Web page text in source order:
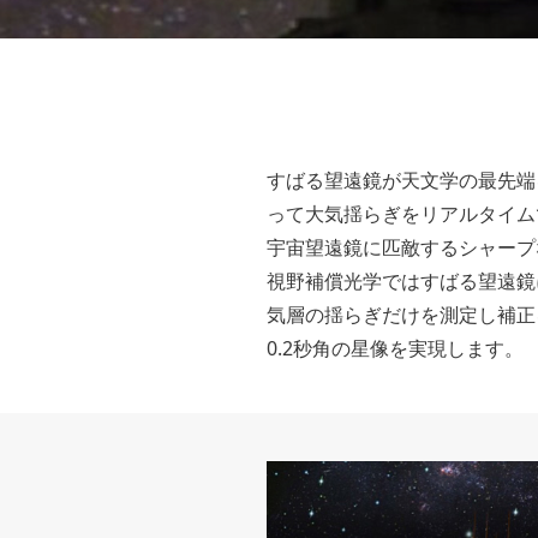
すばる望遠鏡が天文学の最先
って大気揺らぎをリアルタイ
宇宙望遠鏡に匹敵するシャー
視野補償光学ではすばる望遠
気層の揺らぎだけを測定し補
0.2秒角の星像を実現します。